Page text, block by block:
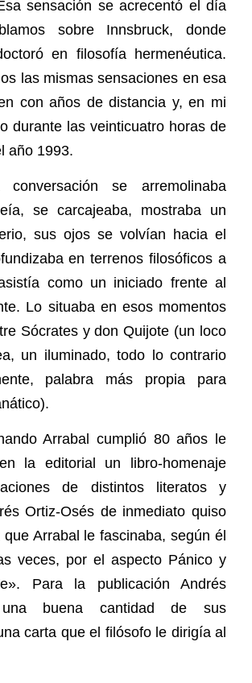
sensación se acrecentó el día
sobre Innsbruck, donde
en filosofía hermenéutica.
las mismas sensaciones en esa
con años de distancia y, en mi
durante las veinticuatro horas de
año 1993.
se arremolinaba
se carcajeaba, mostraba un
sus ojos se volvían hacia el
en terrenos filosóficos a
como un iniciado frente al
Lo situaba en esos momentos
Sócrates y don Quijote (un loco
un iluminado, todo lo contrario
palabra más propia para
Arrabal cumplió 80 años le
la editorial un libro-homenaje
de distintos literatos y
Ortiz-Osés de inmediato quiso
que Arrabal le fascinaba, según él
veces, por el aspecto Pánico y
Para la publicación Andrés
una buena cantidad de sus
carta que el filósofo le dirigía al